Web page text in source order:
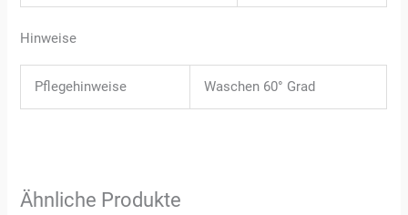
Hinweise
Pflegehinweise Waschen 60° Grad
Ähnliche Produkte